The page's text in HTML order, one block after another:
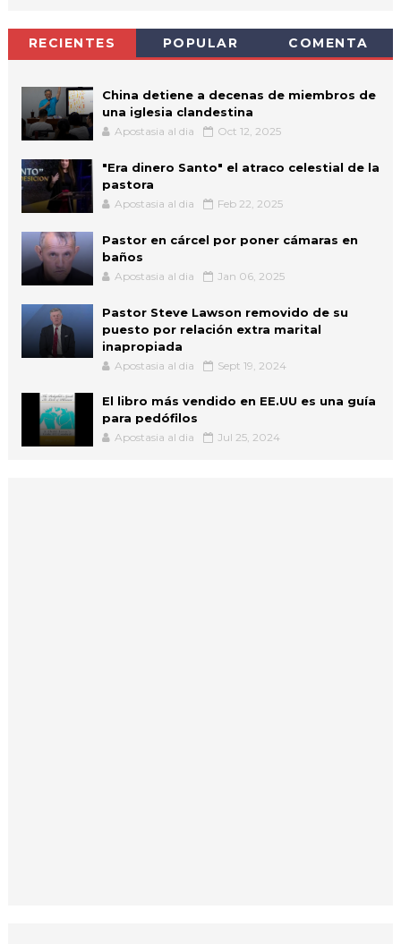
RECIENTES POPULAR COMENTA
China detiene a decenas de miembros de
una iglesia clandestina
Apostasia al dia Oct 12, 2025
"Era dinero Santo" el atraco celestial de la
pastora
Apostasia al dia Feb 22, 2025
Pastor en cárcel por poner cámaras en
baños
Apostasia al dia Jan 06, 2025
Pastor Steve Lawson removido de su
puesto por relación extra marital
inapropiada
Apostasia al dia Sept 19, 2024
El libro más vendido en EE.UU es una guía
para pedófilos
Apostasia al dia Jul 25, 2024